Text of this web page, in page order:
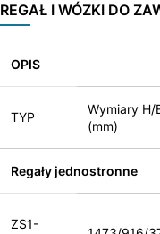
REGAŁ I WÓZKI DO
OPIS
TYP
Wymiary H/
(mm)
Regały jednostronne
ZS1-